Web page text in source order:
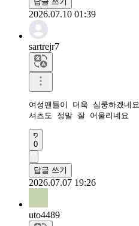
2026.07.10 01:39
sartrejr7
여성팬들이 더욱 심쿵하겠네요
셔츠도 정말 잘 어울리네요
0
답글 쓰기
2026.07.07 19:26
uto4489